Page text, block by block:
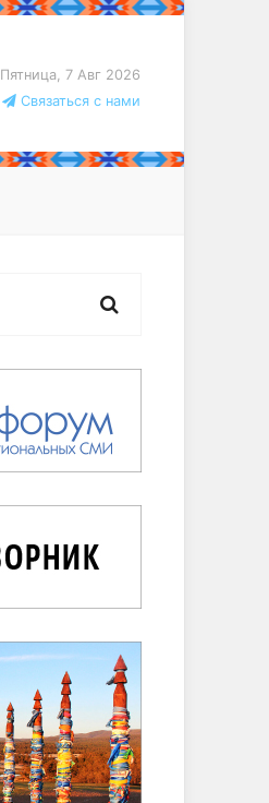
Пятница, 7 Авг 2026
Связаться с нами